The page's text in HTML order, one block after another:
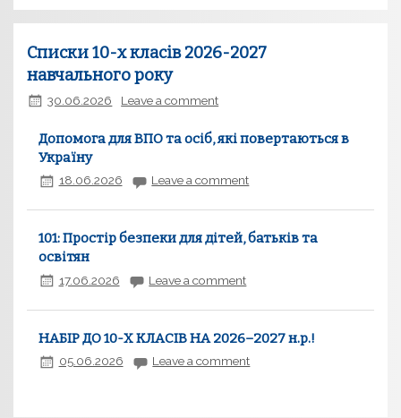
Списки 10-х класів 2026-2027
навчального року
30.06.2026 Leave a comment
Допомога для ВПО та осіб, які повертаються в
Україну
18.06.2026 Leave a comment
101: Простір безпеки для дітей, батьків та
освітян
17.06.2026 Leave a comment
НАБІР ДО 10-Х КЛАСІВ НА 2026–2027 н.р.!
05.06.2026 Leave a comment